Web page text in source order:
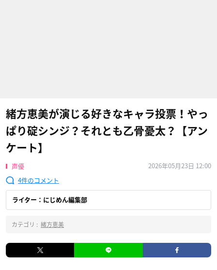
緒方恵美が演じる好きなキャラ投票！やっ
ぱり碇シンジ？それとも乙骨憂太？【アン
ケート】
声優
2026年05月23日 12:00
4
ライター：にじめん編集部
カテゴリ : 緒方恵美